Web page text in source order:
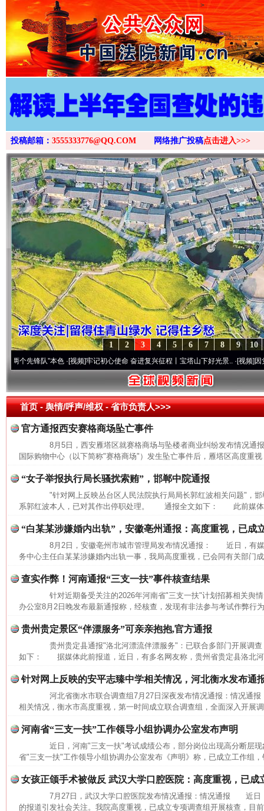
>
投稿邮箱： 3555333776@QQ.COM 网络推广投稿点击进入>>>
10
9
8
7
6
5
4
3
2
1
先锋队”本色·[视频]牢记初心使命 奋进复兴征程丨宝塔山下好光景..·[视频]因党而生
首页- 舆情/呼声/维权 -省市负责人>>>
官方通报西安赛格商场坠亡事件
8月5日，西安雁塔区就赛格商场与坠楼者商业纠纷发布情况
国际购物中心（以下简称"赛格商场"）发生坠亡事件后，雁塔区高度重
“女子举报执行局长骚扰索贿”，邯郸中院通报
"针对网上反映丛台区人民法院执行局局长郭红波相关问题"，邯
系郭红波本人，已对其作出停职处理。 通报全文如下： 此前媒体
“白某某涉嫌婚内出轨”，安徽亳州通报：高度重视，已成
8月2日，安徽亳州市城市管理局发布情况通报： 近日，有媒
务中心主任白某某涉嫌婚内出轨一事，我局高度重视，已会同有关部门
查实作弊！河南通报“三支一扶”事件核查结果
针对近期备受关注的2026年河南省"三支一扶"计划招募相关舆
办公室8月2日晚发布最新通报称，经核查，发现有非法参与考试作弊行
贵州贵定景区“伴漂服务”可亲亲抱抱,官方通报
贵州贵定县通报"洛北河漂流伴漂服务"：已联合多部门开展调查
如下： 据媒体此前报道，近日，有多名网友称，贵州省贵定县洛北
针对网上反映的安平志臻中学相关情况，河北衡水发布通
河北省衡水市联合调查组7月27日深夜发布情况通报：情况通
相关情况，衡水市高度重视，第一时间成立联合调查组，全面深入开展
河南省“三支一扶”工作领导小组协调办公室发布声明
近日，河南"三支一扶"考试成绩公布，部分岗位出现高分断层现
省"三支一扶"工作领导小组协调办公室发布《声明》称，已成立工作组
女孩正颌手术被做反 武汉大学口腔医院：高度重视，已成
7月27日，武汉大学口腔医院发布情况通报：情况通报 近日
的报道引发社会关注。我院高度重视，已成立专项调查组开展核查，目
网上购药对药下症？